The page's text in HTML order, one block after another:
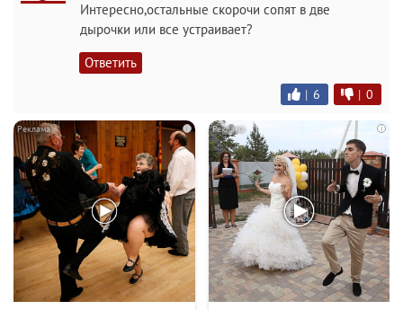
Интересно,остальные скорочи сопят в две
дырочки или все устраивает?
Ответить
| 6 | 0
i i